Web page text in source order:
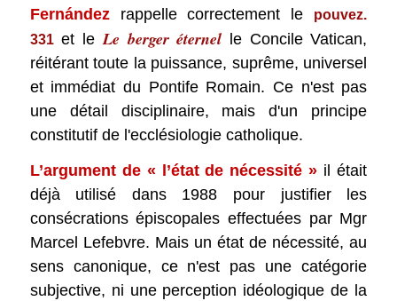
Fernándezrappelle correctement le
pouvez.
331et le Le berger éternel le Concile Vatican,
réitérant toute la puissance, suprême, universel
et immédiat du Pontife Romain. Ce n'est pas
une détail disciplinaire, mais d'un principe
constitutif de l'ecclésiologie catholique.
L’argument de « l’état de nécessité » il était
déjà utilisé dans 1988 pour justifier les
consécrations épiscopales effectuées par Mgr
Marcel Lefebvre. Mais un état de nécessité, au
sens canonique, ce n'est pas une catégorie
subjective, ni une perception idéologique de la